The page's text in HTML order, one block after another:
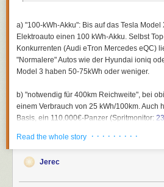
a) "100-kWh-Akku": Bis auf das Tesla
Elektroauto einen 100 kWh-Akku. Selbst
Konkurrenten (Audi eTron Mercedes eQC)
"Normalere" Autos wie der Hyundai ioniq
Model 3 haben 50-75kWh oder weniger.
b) "notwendig für 400km Reichweite", bei
einem Verbrauch von 25 kWh/100km. Auch
Basis, ein 110.000€-Panzer (Spritmonitor:
darunter: Tesla Model 3:
Read the whole story · · · · · · · · ·
Jerec